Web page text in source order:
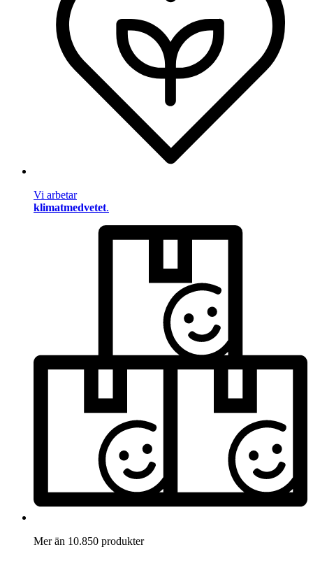
Vi arbetar
klimatmedvetet.
Mer än 10.850 produkter